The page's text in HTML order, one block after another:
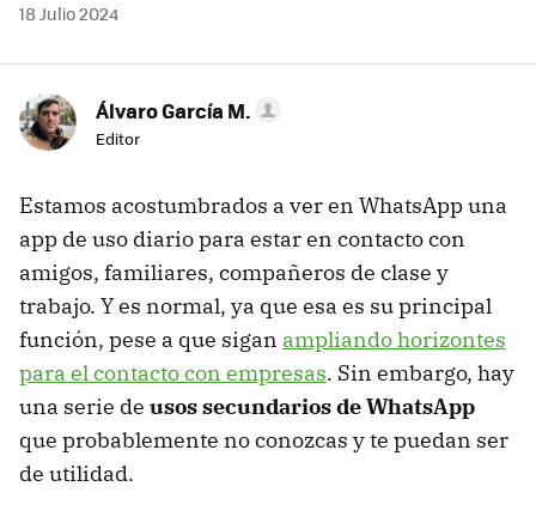
18 Julio 2024
Álvaro García M.
Editor
Estamos acostumbrados a ver en WhatsApp una
app de uso diario para estar en contacto con
amigos, familiares, compañeros de clase y
trabajo. Y es normal, ya que esa es su principal
función, pese a que sigan ampliando horizontes
para el contacto con empresas. Sin embargo, hay
una serie de usos secundarios de WhatsApp
que probablemente no conozcas y te puedan ser
de utilidad.